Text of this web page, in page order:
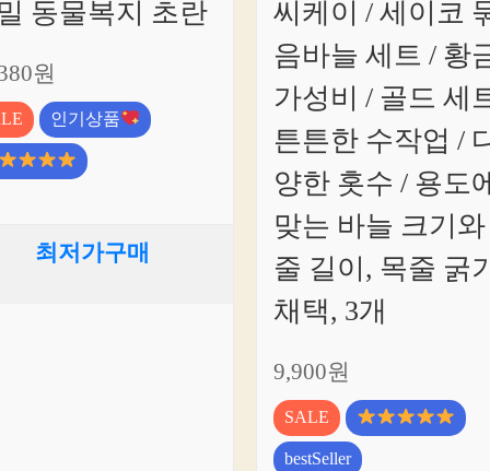
동물복지 초란
원
인기상품
최저가구매
씨케이 / 세이코
음바늘 세트 / 황
가성비 / 골드 세
튼튼한 수작업 /
양한 홋수 / 용도
맞는 바늘 크기
줄 길이, 목줄 굵
채택, 3개
9,900원
SALE
bestSeller